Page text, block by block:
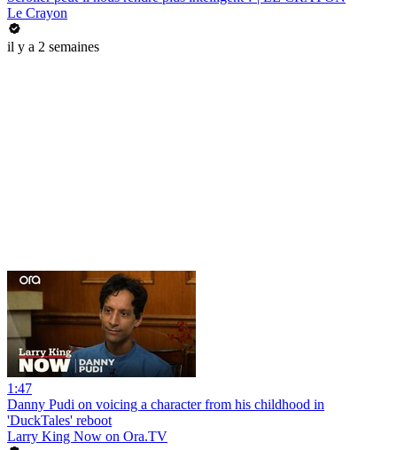
Le Crayon
il y a 2 semaines
1:47
Danny Pudi on voicing a character from his childhood in
'DuckTales' reboot
Larry King Now on Ora.TV